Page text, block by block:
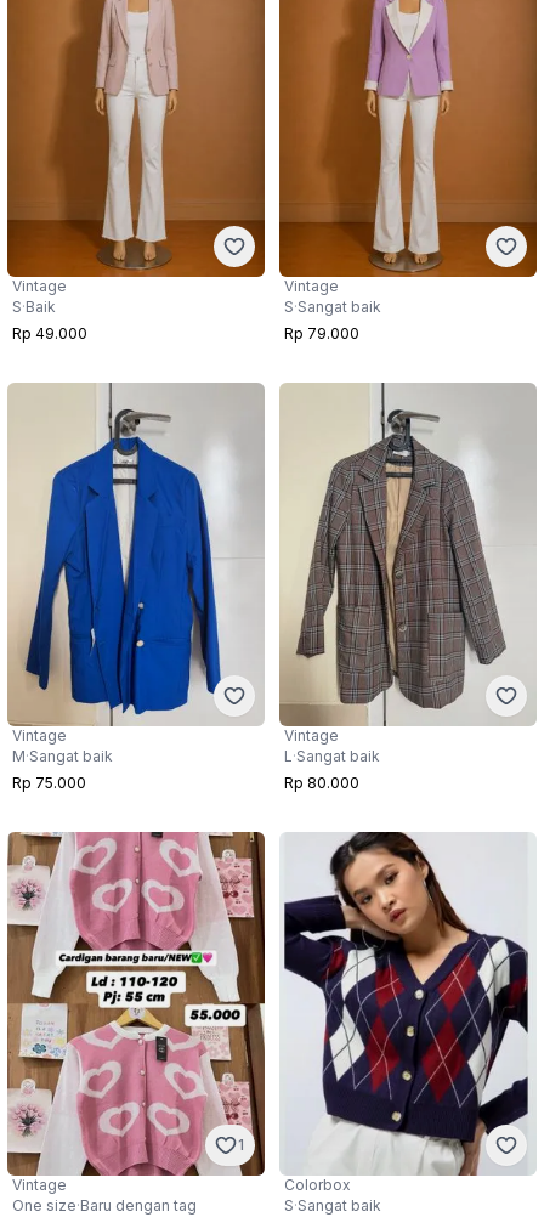
Vintage
S·Baik
Rp 49.000
Vintage
S·Sangat baik
Rp 79.000
Vintage
M·Sangat baik
Rp 75.000
Vintage
L·Sangat baik
Rp 80.000
1
Vintage
One size·Baru dengan tag
Colorbox
S·Sangat baik